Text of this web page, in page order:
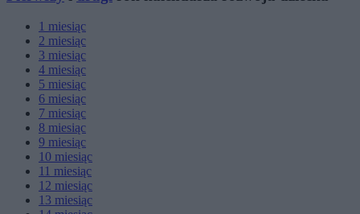
1 miesiąc
2 miesiąc
3 miesiąc
4 miesiąc
5 miesiąc
6 miesiąc
7 miesiąc
8 miesiąc
9 miesiąc
10 miesiąc
11 miesiąc
12 miesiąc
13 miesiąc